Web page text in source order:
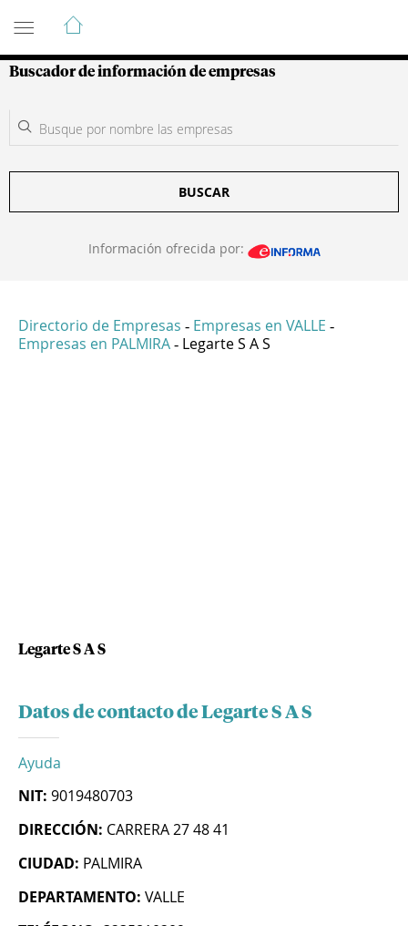
Guía de Empresas Colombianas
Buscador de información de empresas
BUSCAR
Información ofrecida por:
Directorio de Empresas - Empresas en VALLE -
Empresas en PALMIRA - Legarte S A S
Legarte S A S
Datos de contacto de Legarte S A S
Ayuda
NIT: 9019480703
DIRECCIÓN: CARRERA 27 48 41
CIUDAD: PALMIRA
DEPARTAMENTO: VALLE